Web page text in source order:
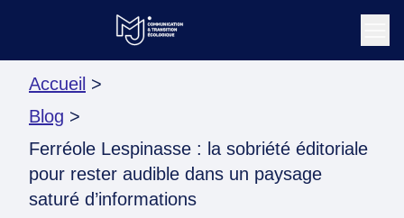
Accueil >
Blog >
Ferréole Lespinasse : la sobriété éditoriale
pour rester audible dans un paysage
saturé d’informations